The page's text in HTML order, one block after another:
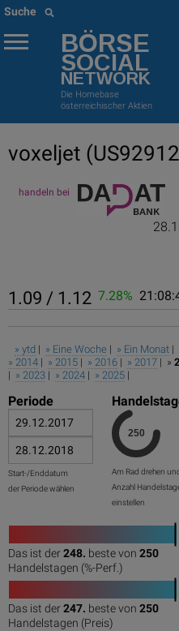
Suche
BÖRSE
SOCIAL
NETWORK
Die Homebase
österreichischer Aktien
voxeljet
handeln bei
1.09 / 1.12 7.28%
» ytd | » Eine Woche | » Ein Monat |
» 2014 | » 2015 | » 2016 | » 2017 | »
| » 2023 | » 2024 | » 2025 |
Periode
Start-/Enddatum
der Periode wählen
Am Rad drehen
Anzahl
einstellen
Das ist der248. beste von 250
Handelstagen (%-Perf.)
Das ist der247. beste von 250
Handelstagen (Preis)